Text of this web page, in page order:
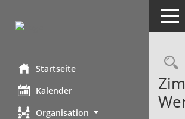
Startseite
Kalender
Organisation